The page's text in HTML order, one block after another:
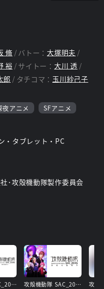
脩 バトー：大塚明夫
裕 サイトー： 大川 透
郎 タチコマ： 玉川紗己子
アニメ
SFアニメ
・タブレット・PC
･攻殻機動隊製作委員会
攻殻機動隊 SAC_2045 Season 2 攻殻機動隊 SAC_2045 持続可能戦争